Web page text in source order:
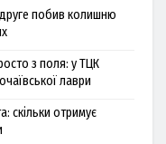
побив колишню
з поля: у ТЦК
лаври
скільки отримує